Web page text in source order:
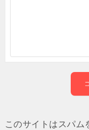
このサイトはスパム